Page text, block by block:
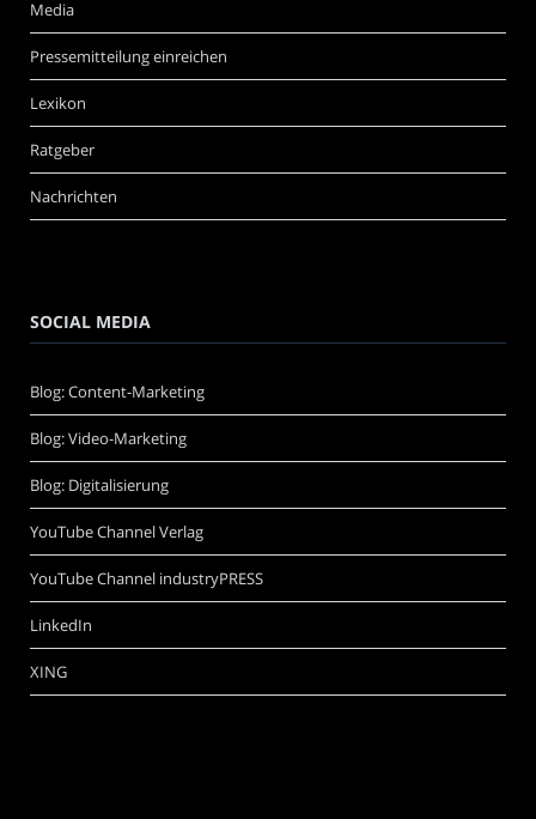
Media
Pressemitteilung einreichen
Lexikon
Ratgeber
Nachrichten
SOCIAL MEDIA
Blog: Content-Marketing
Blog: Video-Marketing
Blog: Digitalisierung
YouTube Channel Verlag
YouTube Channel industryPRESS
LinkedIn
XING